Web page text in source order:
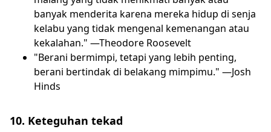
banyak menderita karena mereka hidup di senja
kelabu yang tidak mengenal kemenangan atau
kekalahan." —Theodore Roosevelt
"Berani bermimpi, tetapi yang lebih penting,
berani bertindak di belakang mimpimu." —Josh
Hinds
10. Keteguhan tekad